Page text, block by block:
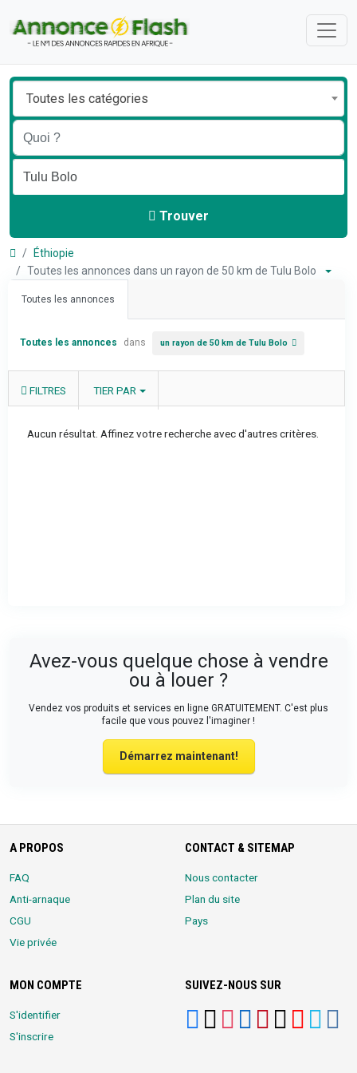
Toutes les catégories
Trouver
Éthiopie
Toutes les annonces dans un rayon de 50 km de Tulu Bolo
Toutes les annonces
Toutes les annonces dans un rayon de 50 km de Tulu Bolo
FILTRES TIER PAR
Aucun résultat. Affinez votre recherche avec d'autres critères.
Avez-vous quelque chose à vendre
ou à louer ?
Vendez vos produits et services en ligne GRATUITEMENT. C'est plus
facile que vous pouvez l'imaginer !
Démarrez maintenant!
A PROPOS
FAQ
Anti-arnaque
CGU
Vie privée
CONTACT & SITEMAP
Nous contacter
Plan du site
Pays
MON COMPTE
S'identifier
S'inscrire
SUIVEZ-NOUS SUR